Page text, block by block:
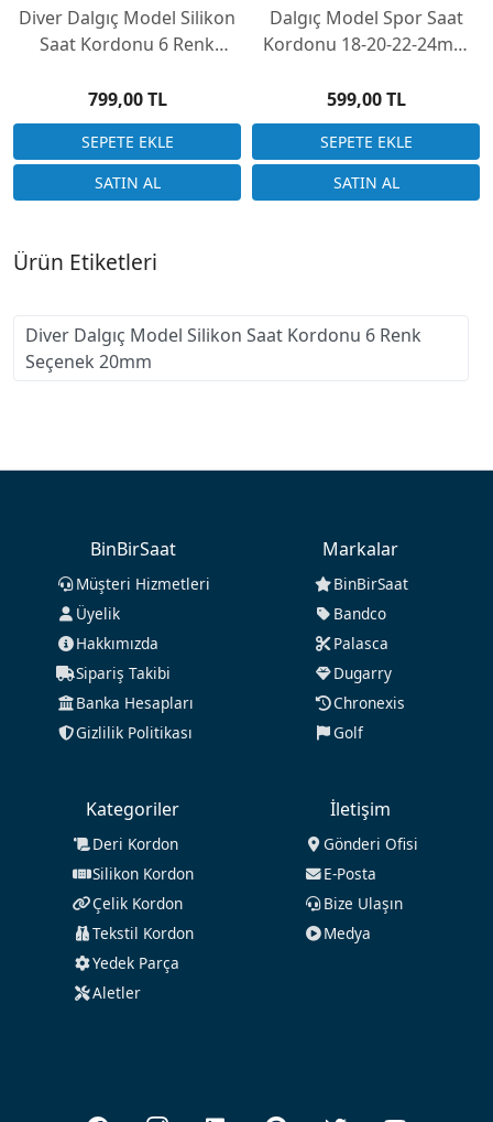
Diver Dalgıç Model Silikon
Saat Kordonu 6 Renk
799,00 TL
Dalgıç Model Spor Saat
Kordonu 18-20-22-24mm
599,00 TL
Ürün Etiketleri
Diver Dalgıç Model Silikon Saat Kordonu 6 Renk
Seçenek 20mm
BinBirSaat
Müşteri Hizmetleri
Üyelik
Hakkımızda
Sipariş Takibi
Banka Hesapları
Gizlilik Politikası
Markalar
BinBirSaat
Bandco
Palasca
Dugarry
Chronexis
Golf
Kategoriler
Deri Kordon
Silikon Kordon
Çelik Kordon
Tekstil Kordon
Yedek Parça
Aletler
İletişim
Gönderi Ofisi
E-Posta
Bize Ulaşın
Medya